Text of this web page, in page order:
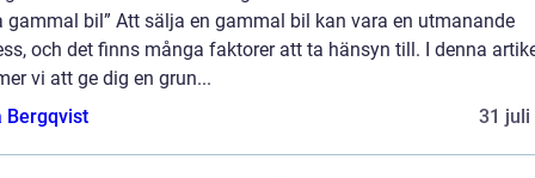
gammal bil” Att sälja en gammal bil kan vara en utmanande
och det finns många faktorer att ta hänsyn till. I denna
vi att ge dig en grun...
Bergqvist
31 juli